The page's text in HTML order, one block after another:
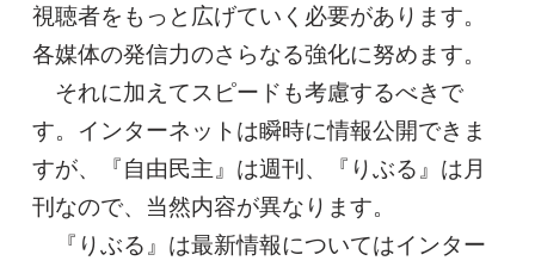
視聴者をもっと広げていく必要があります。
各媒体の発信力のさらなる強化に努めます。
それに加えてスピードも考慮するべきで
す。インターネットは瞬時に情報公開できま
すが、『自由民主』は週刊、『りぶる』は月
刊なので、当然内容が異なります。
『りぶる』は最新情報についてはインター